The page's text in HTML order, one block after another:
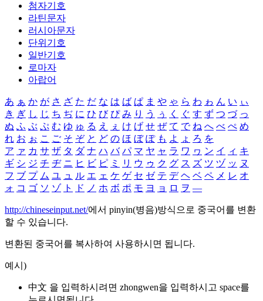
첨자기호
라틴문자
러시아문자
단위기호
일반기호
로마자
아랍어
あ ぁ か が さ ざ た だ な は ば ぱ ま や ゃ ら わ ゎ ん い ぃ
き ぎ し じ ち ぢ に ひ び ぴ み り う ぅ く ぐ す ず つ づ っ
ぬ ふ ぶ ぷ む ゆ ゅ る え ぇ け げ せ ぜ て で ね へ べ ぺ め
れ お ぉ こ ご そ ぞ と ど の ほ ぼ ぽ も よ ょ ろ を
ア ァ カ サ ザ タ ダ ナ ハ バ パ マ ヤ ャ ラ ワ ヮ ン イ ィ キ
ギ シ ジ チ ヂ ニ ヒ ビ ピ ミ リ ウ ゥ ク グ ス ズ ツ ヅ ッ ヌ
フ ブ プ ム ユ ュ ル エ ェ ケ ゲ セ ゼ テ デ ヘ ベ ペ メ レ オ
ォ コ ゴ ソ ゾ ト ド ノ ホ ボ ポ モ ヨ ョ ロ ヲ ―
http://chineseinput.net/에서 pinyin(병음)방식으로 중국어를 변환
할 수 있습니다.
변환된 중국어를 복사하여 사용하시면 됩니다.
예시)
中文 을 입력하시려면 zhongwen을 입력하시고 space를